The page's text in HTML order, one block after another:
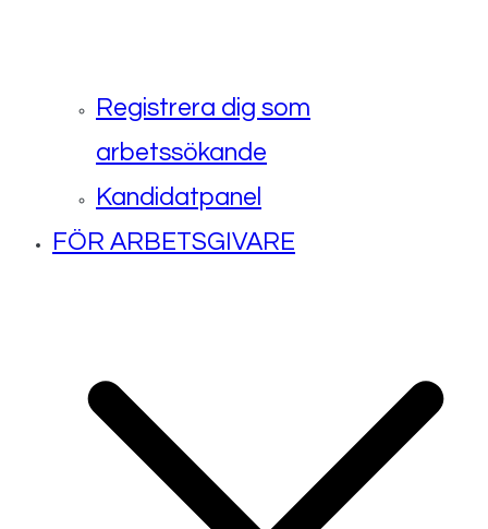
Registrera dig som
arbetssökande
Kandidatpanel
FÖR ARBETSGIVARE